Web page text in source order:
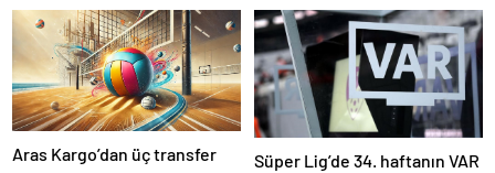
Aras Kargo’dan üç transfer
Süper Lig’de 34. haftanın VAR